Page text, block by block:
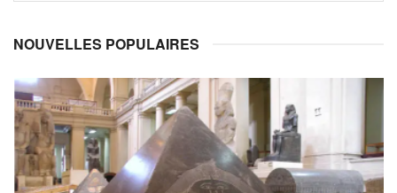
NOUVELLES POPULAIRES